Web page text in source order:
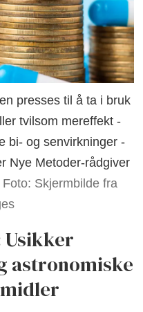
presses til å ta i bruk
tvilsom mereffekt -
bi- og senvirkninger -
Nye Metoder-rådgiver
Foto: Skjermbilde fra
Usikker
astronomiske